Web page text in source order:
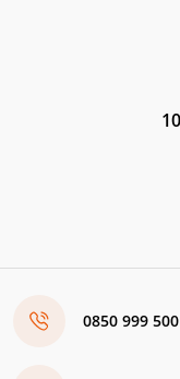
0850 999 500